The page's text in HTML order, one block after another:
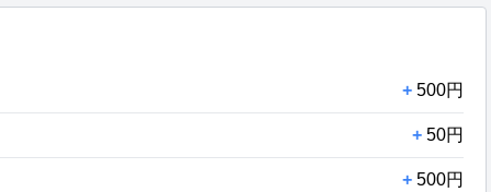
+ 500円
+ 50円
+ 500円